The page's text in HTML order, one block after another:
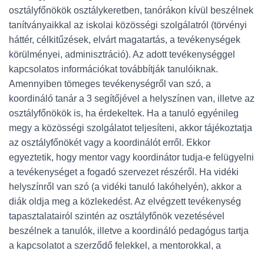
osztályfőnökök osztálykeretben, tanórákon kívül beszélnek
tanítványaikkal az iskolai közösségi szolgálatról (törvényi
háttér, célkitűzések, elvárt magatartás, a tevékenységek
körülményei, adminisztráció). Az adott tevékenységgel
kapcsolatos információkat továbbítják tanulóiknak.
Amennyiben tömeges tevékenységről van szó, a
koordináló tanár a 3 segítőjével a helyszínen van, illetve az
osztályfőnökök is, ha érdekeltek. Ha a tanuló egyénileg
megy a közösségi szolgálatot teljesíteni, akkor tájékoztatja
az osztályfőnökét vagy a koordinálót erről. Ekkor
egyeztetik, hogy mentor vagy koordinátor tudja-e felügyelni
a tevékenységet a fogadó szervezet részéről. Ha vidéki
helyszínről van szó (a vidéki tanuló lakóhelyén), akkor a
diák oldja meg a közlekedést. Az elvégzett tevékenység
tapasztalatairól szintén az osztályfőnök vezetésével
beszélnek a tanulók, illetve a koordináló pedagógus tartja
a kapcsolatot a szerződő felekkel, a mentorokkal, a